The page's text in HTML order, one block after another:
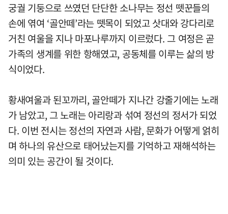
궁궐 기둥으로 쓰였던 단단한 소나무는 정선 뗏꾼들의
손에 엮여 ‘골안떼’라는 뗏목이 되었고 삿대와 강다리로
거친 여울을 지나 마포나루까지 이르렀다. 그 여정은 곧
가족의 생계를 위한 항해였고, 공동체를 이루는 삶의 방
식이었다.
황새여울과 된꼬까리, 골안떼가 지나간 강줄기에는 노래
가 남았고, 그 노래는 아리랑과 섞여 정선의 정서가 되었
다. 이번 전시는 정선의 자연과 사람, 문화가 어떻게 얽히
며 하나의 유산으로 태어났는지를 기억하고 재해석하는
의미 있는 공간이 될 것이다.